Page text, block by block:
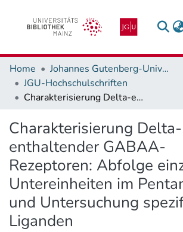
Home
Johannes Gutenberg-Universität Mainz
JGU-Hochschulschriften
Charakterisierung Delta-enthaltender GABAA-Rezeptoren: Abfolge einzelner Untereinheiten im Pentamer und Untersuchung spezifischer Liganden
Charakterisierung Delta-
enthaltender GABAA-
Rezeptoren: Abfolge
Untereinheiten im
und Untersuchung
Liganden